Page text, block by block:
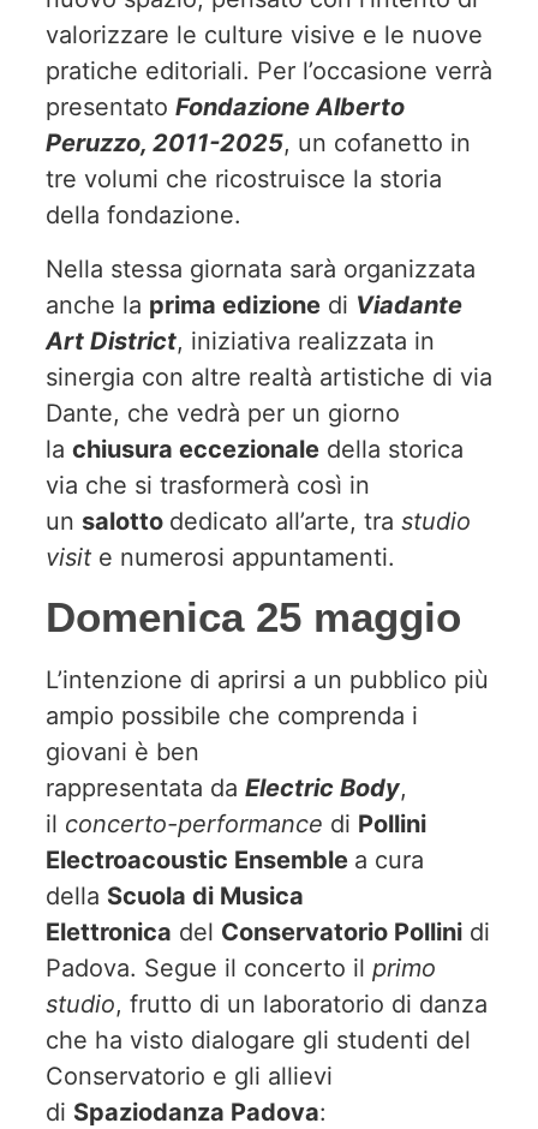
valorizzare le culture visive e le nuove
pratiche editoriali. Per l’occasione verrà
presentato Fondazione Alberto
Peruzzo, 2011-2025, un cofanetto in
tre volumi che ricostruisce la storia
della fondazione.
Nella stessa giornata sarà organizzata
anche la prima edizione di Viadante
Art District, iniziativa realizzata in
sinergia con altre realtà artistiche di via
Dante, che vedrà per un giorno
la chiusura eccezionale della storica
via che si trasformerà così in
un salotto dedicato all’arte, tra studio
visit e numerosi appuntamenti.
Domenica 25 maggio
L’intenzione di aprirsi a un pubblico più
ampio possibile che comprenda i
giovani è ben
rappresentata da Electric Body,
il concerto-performance di Pollini
Electroacoustic Ensemble a cura
della Scuola di Musica
Elettronica del Conservatorio Pollini di
Padova. Segue il concerto il primo
studio, frutto di un laboratorio di danza
che ha visto dialogare gli studenti del
Conservatorio e gli allievi
di Spaziodanza Padova: